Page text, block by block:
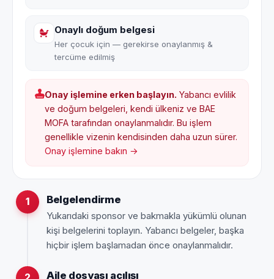
Onaylı doğum belgesi
Her çocuk için — gerekirse onaylanmış &
tercüme edilmiş
Onay işlemine erken başlayın. Yabancı evlilik
ve doğum belgeleri, kendi ülkeniz ve BAE
MOFA tarafından onaylanmalıdır. Bu işlem
genellikle vizenin kendisinden daha uzun sürer.
Onay işlemine bakın →
1 Belgelendirme
Yukarıdaki sponsor ve bakmakla yükümlü olunan
kişi belgelerini toplayın. Yabancı belgeler, başka
hiçbir işlem başlamadan önce onaylanmalıdır.
Aile dosyası açılışı